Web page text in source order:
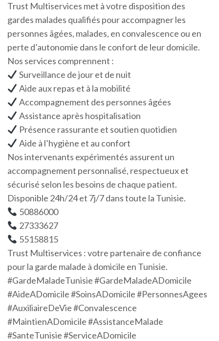
Trust Multiservices met à votre disposition des
gardes malades qualifiés pour accompagner les
personnes âgées, malades, en convalescence ou en
perte d’autonomie dans le confort de leur domicile.
Nos services comprennent :
Surveillance de jour et de nuit
Aide aux repas et à la mobilité
Accompagnement des personnes âgées
Assistance après hospitalisation
Présence rassurante et soutien quotidien
Aide à l’hygiène et au confort
Nos intervenants expérimentés assurent un
accompagnement personnalisé, respectueux et
sécurisé selon les besoins de chaque patient.
Disponible 24h/24 et 7j/7 dans toute la Tunisie.
50886000
27333627
55158815
Trust Multiservices : votre partenaire de confiance
pour la garde malade à domicile en Tunisie.
#GardeMaladeTunisie #GardeMaladeADomicile
#AideADomicile #SoinsADomicile #PersonnesAgees
#AuxiliaireDeVie #Convalescence
#MaintienADomicile #AssistanceMalade
#SanteTunisie #ServiceADomicile